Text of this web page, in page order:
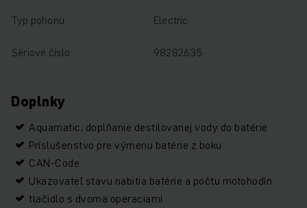
Typ pohonu Electric
Sériové číslo 98282635
Doplnky
Aquamatic, doplňanie destilovanej vody do batérie
Príslušenstvo pre výmenu batérie z boku
CAN-Code
Ukazovateľ stavu nabitia batérie a počtu motohodín
tlačidlo s dvoma operaciami